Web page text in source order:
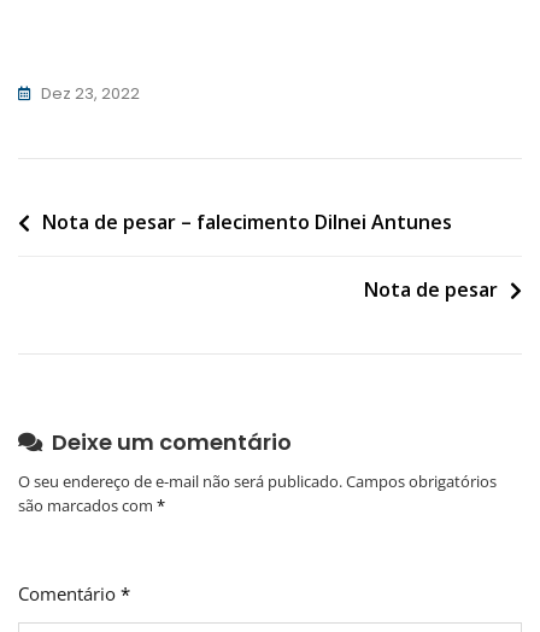
Dez 23, 2022
Navegação
Nota de pesar – falecimento Dilnei Antunes
Nota de pesar
Deixe um comentário
O seu endereço de e-mail não será publicado.Campos obrigatórios
são marcados com *
Comentário *